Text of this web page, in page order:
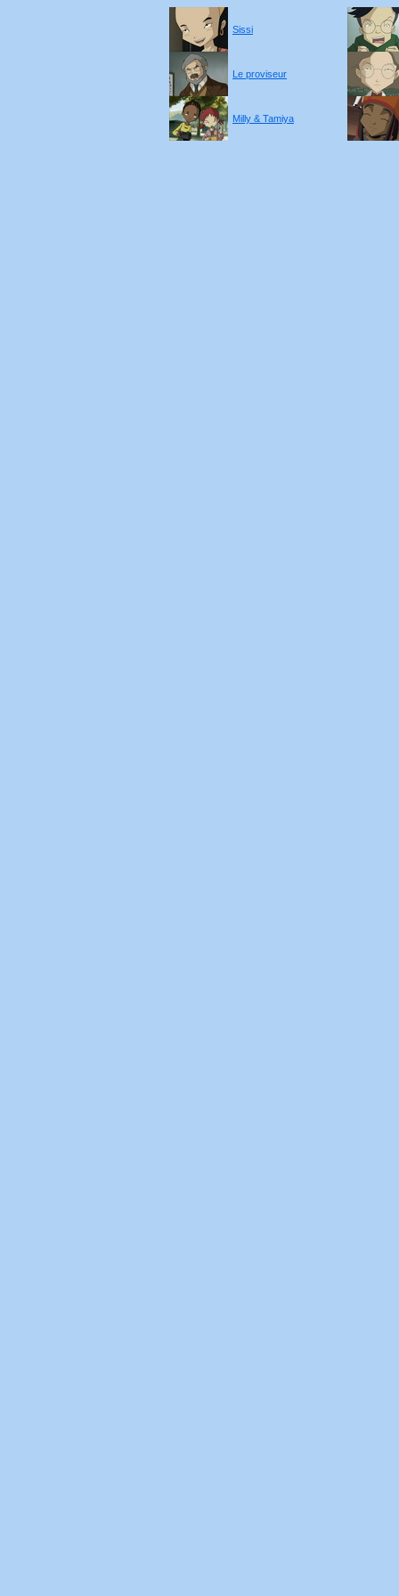
Sissi
Le proviseur
Milly & Tamiya